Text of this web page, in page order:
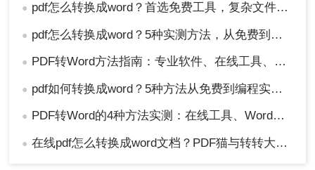
● pdf怎么转换成word？首选免费工具，复杂文件再上专业软件！
● pdf怎么转换成word？5种实测方法，从免费到专业全攻略！
● PDF转Word方法指南：专业软件、在线工具、Word内置与改后缀名4种方案对比！
● pdf如何转换成word？5种方法从免费到编程实测对比！
● PDF转Word的4种方法实测：在线工具、Word、Adobe与开源软件对比！！
● 在线pdf怎么转换成word文档？PDF猫与转转大师2种在线工具使用指南与功能对比！